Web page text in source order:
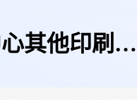
其他印刷服